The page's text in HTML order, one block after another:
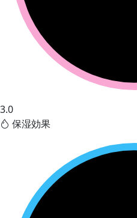
3.0
保湿効果